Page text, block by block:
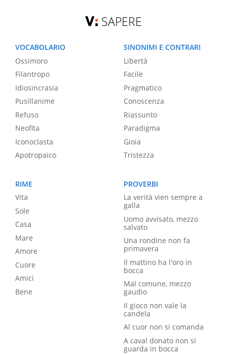
SAPERE
VOCABOLARIO
Ossimoro
Filantropo
Idiosincrasia
Pusillanime
Refuso
Neofita
Iconoclasta
Apotropaico
SINONIMI E CONTRARI
Libertà
Facile
Pragmatico
Conoscenza
Riassunto
Paradigma
Gioia
Tristezza
RIME
Vita
Sole
Casa
Mare
Amore
Cuore
Amici
Bene
PROVERBI
La verità vien sempre a
galla
Uomo avvisato, mezzo
salvato
Una rondine non fa
primavera
Il mattino ha l'oro in
bocca
Mal comune, mezzo
gaudio
Il gioco non vale la
candela
Al cuor non si comanda
A caval donato non si
guarda in bocca